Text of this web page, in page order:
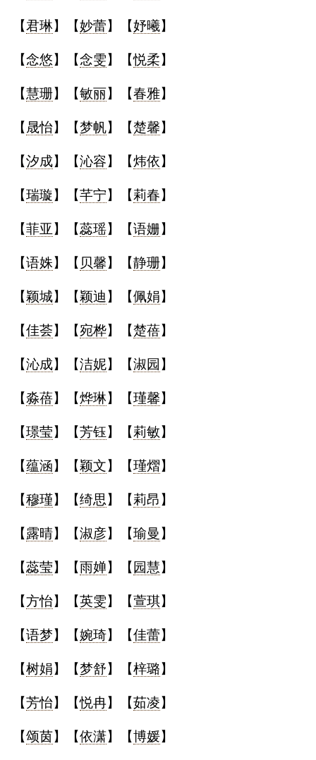
名
字
典
宝
宝
名
字
生
辰
大
师
【君琳】【妙蕾】【妤曦】
【念悠】【念雯】【悦柔】
【慧珊】【敏丽】【春雅】
【 晟怡】【梦帆】【楚馨】
【汐成】【沁容】【炜依】
【瑞璇】【芊宁】【莉春】
【菲亚 】【蕊瑶】【语姗】
【语姝】【 贝馨】【静珊】
【颖城】【颖迪 】【佩娟】
【佳荟】【宛桦】【楚蓓】
【沁成】【洁妮】【淑园 】
【淼蓓】【烨琳】【瑾馨】
【璟莹】【芳钰】【莉敏】
【蕴涵】【颖文】【瑾熠】
【穆瑾】【绮思 】【莉昂 】
【露晴】【淑彦】【瑜曼 】
【蕊莹】【雨婵】【 园慧】
【方怡】【英雯】【萱琪】
【语梦】【婉琦】【佳蕾】
【树娟】【梦舒】【梓璐】
【芳怡】【悦冉】【茹凌】
【颂茵】【依潇】【博媛】